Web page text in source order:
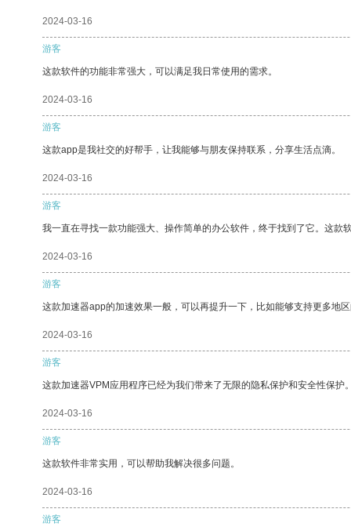
2024-03-16
游客
这款软件的功能非常强大，可以满足我日常使用的需求。
2024-03-16
游客
这款app是我社交的好帮手，让我能够与朋友保持联系，分享生活点滴。
2024-03-16
游客
我一直在寻找一款功能强大、操作简单的办公软件，终于找到了它。这款
2024-03-16
游客
这款加速器app的加速效果一般，可以再提升一下，比如能够支持更多地区
2024-03-16
游客
这款加速器VPM应用程序已经为我们带来了无限的隐私保护和安全性保护。
2024-03-16
游客
这款软件非常实用，可以帮助我解决很多问题。
2024-03-16
游客